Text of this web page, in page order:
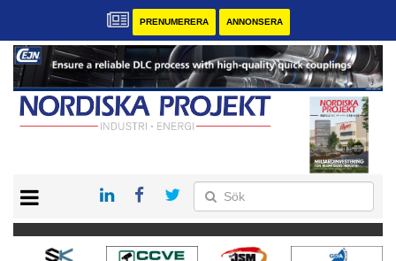
PRENUMERERA ANNONSERA
KONTAKT